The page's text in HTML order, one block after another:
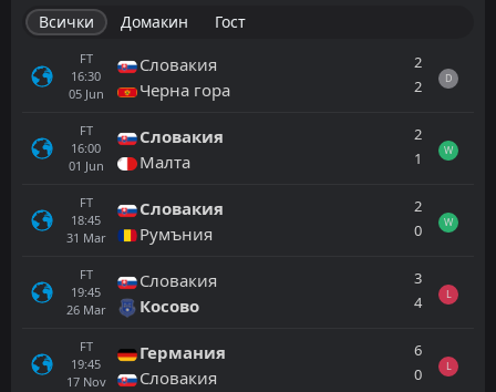
Всички Домакин Гост
FT
16:30
05 Jun
Словакия
Черна гора
2
2
D
FT
16:00
01 Jun
Словакия
Малта
2
1
W
FT
18:45
31 Mar
Словакия
Румъния
2
0
W
FT
19:45
26 Mar
Словакия
Косово
3
4
L
FT
19:45
17 Nov
Германия
Словакия
6
0
L